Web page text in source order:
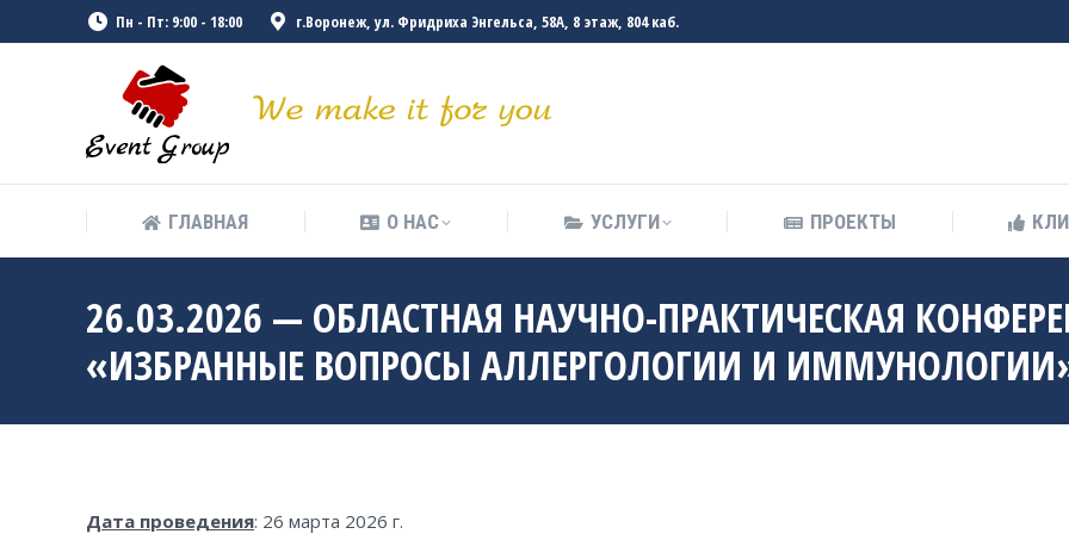
Пн - Пт: 9:00 - 18:00 г.Воронеж, ул. Фридриха Энгельса, 58А, 8 этаж, 804 каб.
ГЛАВНАЯ О НАС УСЛУГИ ПРОЕКТЫ
26.03.2026 — ОБЛАСТНАЯ НАУЧНО-ПРАКТИЧЕСКАЯ
«ИЗБРАННЫЕ ВОПРОСЫ АЛЛЕРГОЛОГИИ И
Дата проведения: 26 марта 2026 г.
ГЛАВНАЯ О НАС УСЛУГИ ПРОЕКТЫ